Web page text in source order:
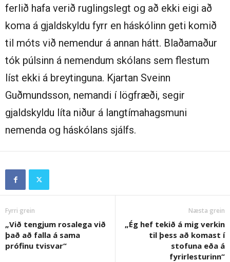
ferlið hafa verið ruglingslegt og að ekki eigi að
koma á gjaldskyldu fyrr en háskólinn geti komið
til móts við nemendur á annan hátt. Blaðamaður
tók púlsinn á nemendum skólans sem flestum
líst ekki á breytinguna. Kjartan Sveinn
Guðmundsson, nemandi í lögfræði, segir
gjaldskyldu líta niður á langtímahagsmuni
nemenda og háskólans sjálfs.
Fyrri grein
„Við tengjum rosalega við
það að falla á sama
prófinu tvisvar“
Næsta grein
„Ég hef tekið á mig verkin
til þess að komast í
stofuna eða á
fyrirlesturinn“